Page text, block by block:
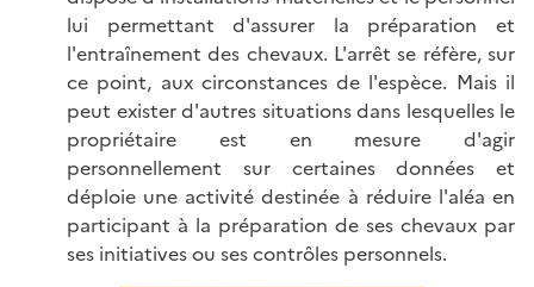
lui permettant d'assurer la préparation et
l'entraînement des chevaux. L'arrêt se réfère, sur
ce point, aux circonstances de l'espèce. Mais il
peut exister d'autres situations dans lesquelles le
propriétaire est en mesure d'agir
personnellement sur certaines données et
déploie une activité destinée à réduire l'aléa en
participant à la préparation de ses chevaux par
ses initiatives ou ses contrôles personnels.